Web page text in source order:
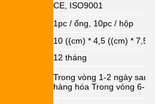
CE, ISO9001
1pc / ống, 10pc / hộp
10 ((cm) * 4,5 ((cm) * 7,5
12 tháng
Trong vòng 1-2 ngày sau
hàng hóa Trong vòng 6-